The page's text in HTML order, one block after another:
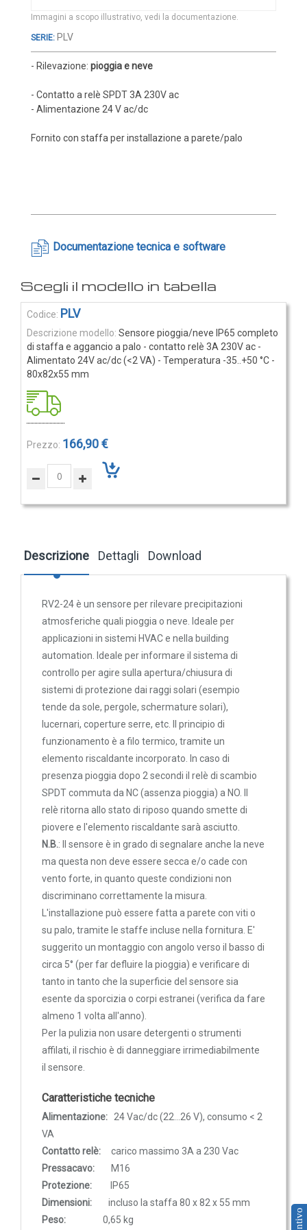
Immagini a scopo illustrativo, vedi la documentazione.
Vai
all'inizio
della
di
immagini
PLV
- Rilevazione: pioggia e neve
- Contatto a relè SPDT 3A 230V ac
- Alimentazione 24 V ac/dc
Fornito con staffa per installazione a parete/palo
Documentazione tecnica e software
Elementi
raggruppati
PLV
Sensore pioggia/neve IP65 completo
di staffa e aggancio a palo - contatto relè 3A 230V ac -
Alimentato 24V ac/dc (<2 VA) - Temperatura -35..+50 °C -
80x82x55 mm
166,90 €
Descrizione
RV2-24 è un sensore per rilevare precipitazioni
atmosferiche quali pioggia o neve. Ideale per
applicazioni in sistemi HVAC e nella building
automation. Ideale per informare il sistema di
controllo per agire sulla apertura/chiusura di
sistemi di protezione dai raggi solari (esempio
tende da sole, pergole, schermature solari),
lucernari, coperture serre, etc. Il principio di
funzionamento è a filo termico, tramite un
elemento riscaldante incorporato. In caso di
presenza pioggia dopo 2 secondi il relè di scambio
SPDT commuta da NC (assenza pioggia) a NO. Il
relè ritorna allo stato di riposo quando smette di
piovere e l'elemento riscaldante sarà asciutto.
N.B.: Il sensore è in grado di segnalare anche la neve
ma questa non deve essere secca e/o cade con
vento forte, in quanto queste condizioni non
discriminano correttamente la misura.
L'installazione può essere fatta a parete con viti o
su palo, tramite le staffe incluse nella fornitura. E'
suggerito un montaggio con angolo verso il basso di
circa 5° (per far defluire la pioggia) e verificare di
tanto in tanto che la superficie del sensore sia
esente da sporcizia o corpi estranei (verifica da fare
almeno 1 volta all'anno).
Per la pulizia non usare detergenti o strumenti
affilati, il rischio è di danneggiare irrimediabilmente
il sensore.
Caratteristiche tecniche
Alimentazione: 24 Vac/dc (22…26 V), consumo < 2
VA
Contatto relè:
carico massimo 3A a 230 Vac
Pressacavo: M16
Protezione: IP65
Dimensioni: incluso la staffa 80 x 82 x 55 mm
Peso:
0,65 kg
Dettagli Download
Accessori e Ricambi
Pozzetti termometrici
Raccordi, Flange e Ganci
Colle, Grassi e Adesivi
Elementi intercambiabili
Sonde umidità a cavo
Rilevatori di condensa
Igrostati e Termoigrostati
Igrostati ambiente
Strumenti portatili
Termo-igrometri ambiente
Strumenti di misura per materiali
Accessori e Ricambi
Sensori di pressione
Barometri
Trasmettitori pressione
Trasmettitori pressione differenziale
Pressostati
Sonde di flusso
Flussostati
Flussimetri
Misuratori di portata aria
Sonde di livello
QUALITA'
DELL'ARIA
Sonde CO2
Sonde CO2 ambiente
Sonde CO2 da canale
Sonde VOC - Componenti Organici Volatili
Sonde VOC ambiente
Sonde VOC da canale
Sonde di polveri sottili PM
Sonde PM ambiente
Sonde combinate
Sonde combinate ambiente
Sonde combinate da canale
MOVIMENTO
Sensori di movimento
Sensori di luminosità e movimento
Sensori di luminosità movimento e
temperatura